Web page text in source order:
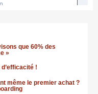
que 60% des
»
!
même le premier achat ?